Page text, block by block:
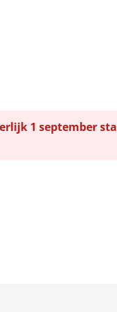
1 september